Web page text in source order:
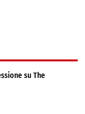
su The